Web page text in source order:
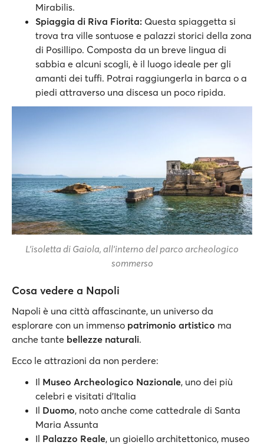
Mirabilis.
Spiaggia di Riva Fiorita: Questa spiaggetta si
trova tra ville sontuose e palazzi storici della zona
di Posillipo. Composta da un breve lingua di
sabbia e alcuni scogli, è il luogo ideale per gli
amanti dei tuffi. Potrai raggiungerla in barca o a
piedi attraverso una discesa un poco ripida.
L’isoletta di Gaiola, all’interno del parco archeologico
sommerso
Cosa vedere a Napoli
Napoli è una città affascinante, un universo da
esplorare con un immenso patrimonio artistico ma
anche tante bellezze naturali.
Ecco le attrazioni da non perdere:
Il Museo Archeologico Nazionale, uno dei più
celebri e visitati d'Italia
Il Duomo, noto anche come cattedrale di Santa
Maria Assunta
Il Palazzo Reale, un gioiello architettonico, museo